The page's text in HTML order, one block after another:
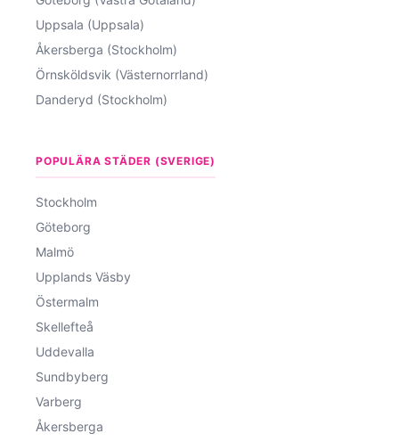
Uppsala (Uppsala)
Åkersberga (Stockholm)
Örnsköldsvik (Västernorrland)
Danderyd (Stockholm)
POPULÄRA STÄDER (SVERIGE)
Stockholm
Göteborg
Malmö
Upplands Väsby
Östermalm
Skellefteå
Uddevalla
Sundbyberg
Varberg
Åkersberga